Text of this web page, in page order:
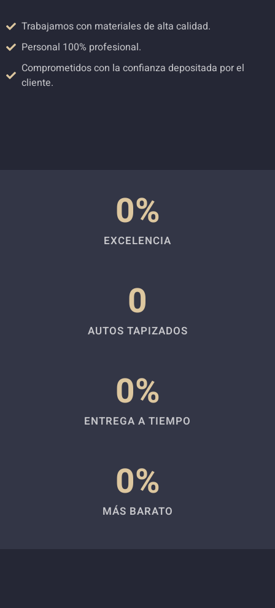
Trabajamos con materiales de alta calidad.
Personal 100% profesional.
Comprometidos con la confianza depositada por el
cliente.
EXCELENCIA
0%
AUTOS TAPIZADOS
0
ENTREGA A TIEMPO
0%
MÁS BARATO
0%